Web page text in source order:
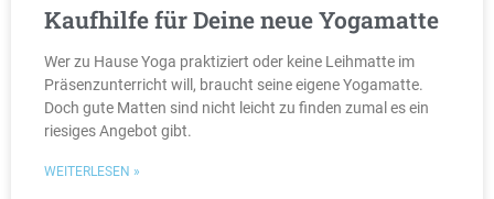
Kaufhilfe für Deine neue Yogamatte
Wer zu Hause Yoga praktiziert oder keine Leihmatte im
Präsenzunterricht will, braucht seine eigene Yogamatte.
Doch gute Matten sind nicht leicht zu finden zumal es ein
riesiges Angebot gibt.
WEITERLESEN »